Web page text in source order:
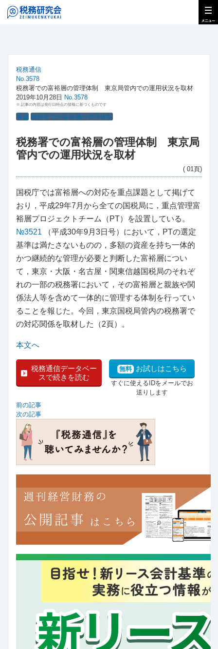
税務通信
No.3578
税務署での富裕層の管理体制 東京局管内での運用状況を取材
2019年10月28日 No.3578
※ 記事の内容は発行日時点の情報に基づくものです
展望 税務署での富裕層の管理体制
税務署での富裕層の管理体制 東京局
管内での運用状況を取材
( 01頁)
国税庁では富裕層への対応を重点課題として掲げて
おり，平成29年7月から全ての国税局に，重点管理富
裕層プロジェクトチーム（PT）を設置している。
№3521 （平成30年9月3日号）において，PTの選定
基準は満たさないものの，多額の資産を持ち一体的
かつ継続的な管理が必要と判断した富裕層につい
て，東京・大阪・名古屋・関東信越国税局のそれぞ
れの一部の税務署において，その富裕層と親族や関
係法人等を含めて一体的に管理する体制を行ってい
ることを報じた。今回，東京国税局管内の税務署で
の対応関係を取材した（2頁）。
本文へ
税務通信データベー
スで続きを読む
無料 お試しはこちら
すぐに使えるIDをメールでお
送りします
前の記事
次の記事